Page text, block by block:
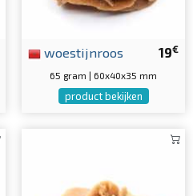
19€
woestijnroos
65 gram | 60x40x35 mm
product bekijken